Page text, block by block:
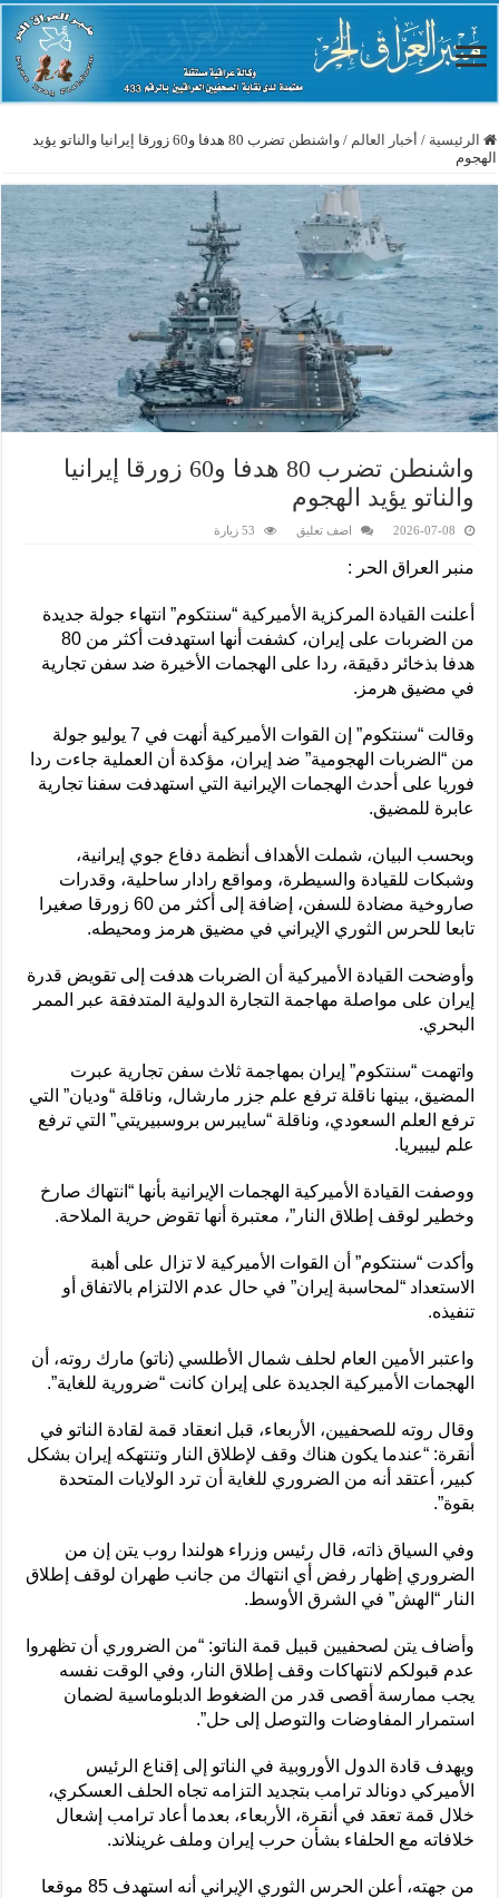
الرئيسية / أخبار العالم /
واشنطن تضرب 80 هدفا و60 زورقا إيرانيا والناتو يؤيد
الهجوم
واشنطن تضرب 80 هدفا و60 زورقا إيرانيا
والناتو يؤيد الهجوم
2026-07-08 اضف تعليق 53 زيارة
منبر العراق الحر :
أعلنت القيادة المركزية الأميركية “سنتكوم” انتهاء جولة جديدة
من الضربات على إيران، كشفت أنها استهدفت أكثر من 80
هدفا بذخائر دقيقة، ردا على الهجمات الأخيرة ضد سفن تجارية
في مضيق هرمز.
وقالت “سنتكوم” إن القوات الأميركية أنهت في 7 يوليو جولة
من “الضربات الهجومية” ضد إيران، مؤكدة أن العملية جاءت ردا
فوريا على أحدث الهجمات الإيرانية التي استهدفت سفنا تجارية
عابرة للمضيق.
وبحسب البيان، شملت الأهداف أنظمة دفاع جوي إيرانية،
وشبكات للقيادة والسيطرة، ومواقع رادار ساحلية، وقدرات
صاروخية مضادة للسفن، إضافة إلى أكثر من 60 زورقا صغيرا
تابعا للحرس الثوري الإيراني في مضيق هرمز ومحيطه.
وأوضحت القيادة الأميركية أن الضربات هدفت إلى تقويض قدرة
إيران على مواصلة مهاجمة التجارة الدولية المتدفقة عبر الممر
البحري.
واتهمت “سنتكوم” إيران بمهاجمة ثلاث سفن تجارية عبرت
المضيق، بينها ناقلة ترفع علم جزر مارشال، وناقلة “وديان” التي
ترفع العلم السعودي، وناقلة “سايبرس بروسبيريتي” التي ترفع
علم ليبيريا.
ووصفت القيادة الأميركية الهجمات الإيرانية بأنها “انتهاك صارخ
وخطير لوقف إطلاق النار”، معتبرة أنها تقوض حرية الملاحة.
وأكدت “سنتكوم” أن القوات الأميركية لا تزال على أهبة
الاستعداد “لمحاسبة إيران” في حال عدم الالتزام بالاتفاق أو
تنفيذه.
واعتبر الأمين العام لحلف شمال الأطلسي (ناتو) مارك روته، أن
الهجمات الأميركية ‌الجديدة على ‌إيران كانت “ضرورية للغاية”.
وقال روته للصحفيين، ‌الأربعاء، ‌قبل ‌انعقاد ⁠قمة لقادة الناتو في
أنقرة: “عندما يكون ⁠هناك وقف لإطلاق ⁠النار وتنتهكه ⁠إيران بشكل
كبير، أعتقد أنه من الضروري للغاية أن ترد الولايات المتحدة
‌بقوة”.
وفي السياق ذاته، قال رئيس وزراء هولندا روب يتن إن من
الضروري إظهار رفض أي ‌انتهاك من جانب طهران لوقف إطلاق
النار “الهش” في ‌الشرق ‌الأوسط.
وأضاف ⁠يتن لصحفيين قبيل قمة الناتو: “من ⁠الضروري أن تظهروا
عدم ⁠قبولكم لانتهاكات وقف إطلاق ⁠النار، وفي الوقت نفسه
يجب ممارسة أقصى قدر من الضغوط الدبلوماسية لضمان
استمرار المفاوضات والتوصل إلى حل”.
ويهدف قادة الدول الأوروبية في الناتو إلى إقناع الرئيس
الأميركي دونالد ترامب بتجديد التزامه تجاه الحلف العسكري،
خلال قمة تعقد في أنقرة، الأربعاء، بعدما أعاد ترامب ⁠إشعال
خلافاته مع الحلفاء بشأن حرب إيران وملف غرينلاند.
من جهته، أعلن الحرس الثوري الإيراني أنه استهدف 85 موقعا